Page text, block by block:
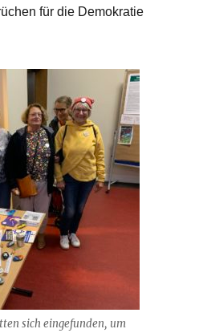
für die Demokratie
sich eingefunden, um